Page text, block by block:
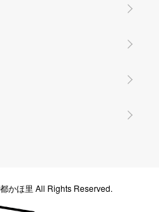
かほ里 All Rights Reserved.